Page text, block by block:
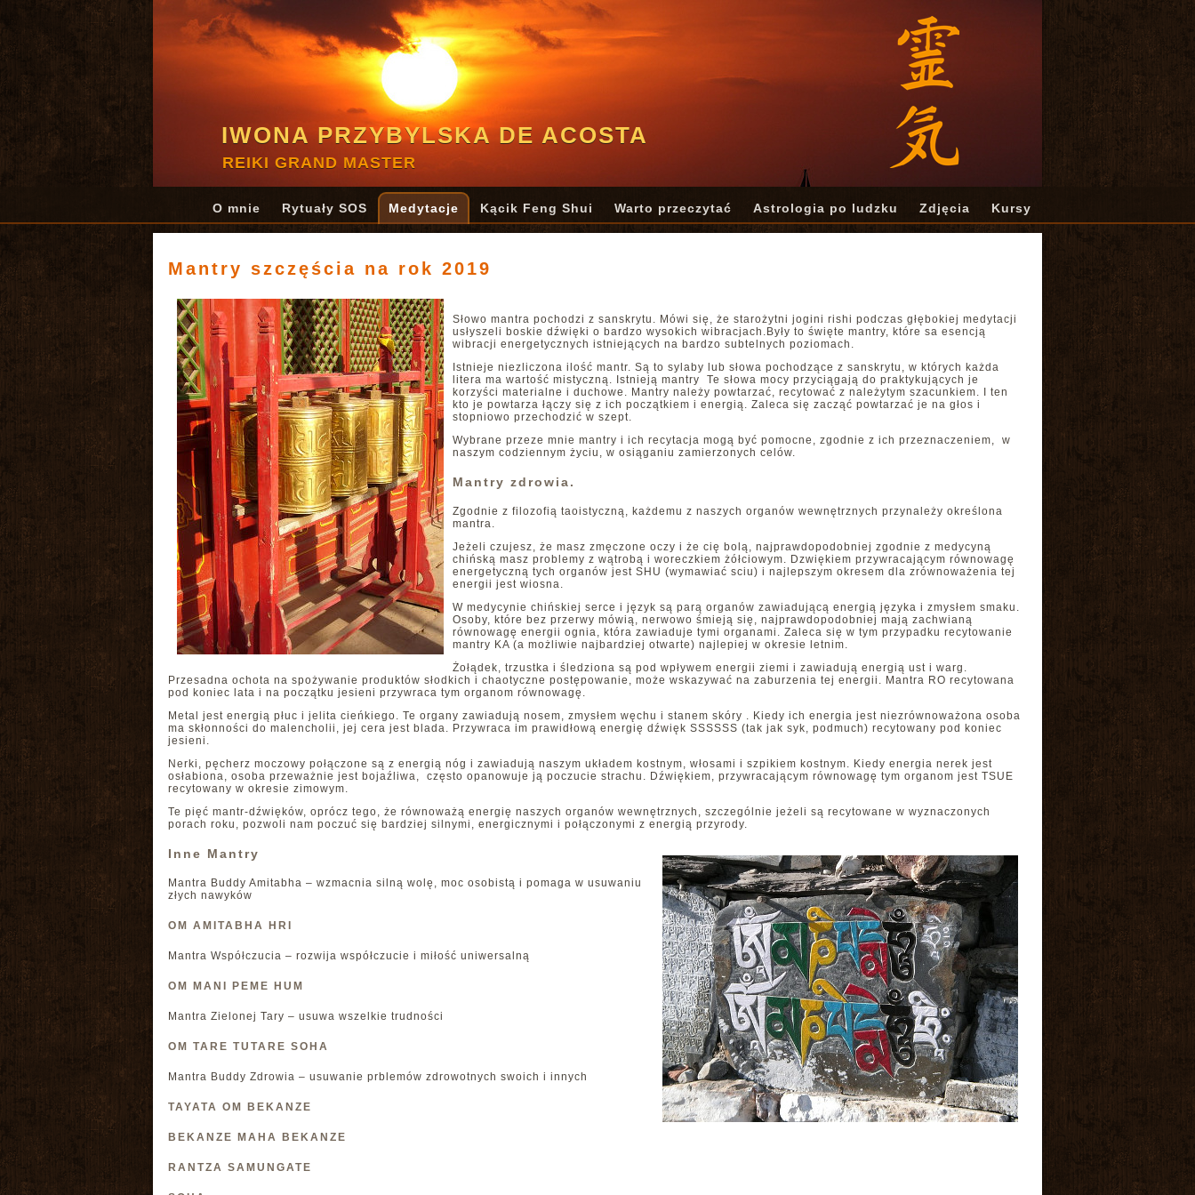
IWONA PRZYBYLSKA DE ACOSTA
REIKI GRAND MASTER
O mnie Rytuały SOS Medytacje Kącik Feng Shui Warto przeczytać Astrologia po ludzku Zdjęcia Kursy
Mantry szczęścia na rok 2019
Słowo mantra pochodzi z sanskrytu. Mówi się, że starożytni jogini rishi podczas głębokiej medytacji
usłyszeli boskie dźwięki o bardzo wysokich wibracjach.Były to święte mantry, które sa esencją
wibracji energetycznych istniejących na bardzo subtelnych poziomach.
Istnieje niezliczona ilość mantr. Są to sylaby lub słowa pochodzące z sanskrytu, w których każda
litera ma wartość mistyczną. Istnieją mantry Te słowa mocy przyciągają do praktykujących je
korzyści materialne i duchowe. Mantry należy powtarzać, recytować z należytym szacunkiem. I ten
kto je powtarza łączy się z ich początkiem i energią. Zaleca się zacząć powtarzać je na głos i
stopniowo przechodzić w szept.
Wybrane przeze mnie mantry i ich recytacja mogą być pomocne, zgodnie z ich przeznaczeniem, w
naszym codziennym życiu, w osiąganiu zamierzonych celów.
Mantry zdrowia.
Zgodnie z filozofią taoistyczną, każdemu z naszych organów wewnętrznych przynależy określona
mantra.
Jeżeli czujesz, że masz zmęczone oczy i że cię bolą, najprawdopodobniej zgodnie z medycyną
chińską masz problemy z wątrobą i woreczkiem żółciowym. Dzwiękiem przywracającym równowagę
energetyczną tych organów jest SHU (wymawiać sciu) i najlepszym okresem dla zrównoważenia tej
energii jest wiosna.
W medycynie chińskiej serce i język są parą organów zawiadującą energią języka i zmysłem smaku.
Osoby, które bez przerwy mówią, nerwowo śmieją się, najprawdopodobniej mają zachwianą
równowagę energii ognia, która zawiaduje tymi organami. Zaleca się w tym przypadku recytowanie
mantry KA (a możliwie najbardziej otwarte) najlepiej w okresie letnim.
Żołądek, trzustka i śledziona są pod wpływem energii ziemi i zawiadują energią ust i warg.
Przesadna ochota na spożywanie produktów słodkich i chaotyczne postępowanie, może wskazywać na zaburzenia tej energii. Mantra RO recytowana
pod koniec lata i na początku jesieni przywraca tym organom równowagę.
Metal jest energią płuc i jelita cieńkiego. Te organy zawiadują nosem, zmysłem węchu i stanem skóry . Kiedy ich energia jest niezrównoważona osoba
ma skłonności do malencholii, jej cera jest blada. Przywraca im prawidłową energię dźwięk SSSSSS (tak jak syk, podmuch) recytowany pod koniec
jesieni.
Nerki, pęcherz moczowy połączone są z energią nóg i zawiadują naszym układem kostnym, włosami i szpikiem kostnym. Kiedy energia nerek jest
osłabiona, osoba przeważnie jest bojaźliwa, często opanowuje ją poczucie strachu. Dźwiękiem, przywracającym równowagę tym organom jest TSUE
recytowany w okresie zimowym.
Te pięć mantr-dźwięków, oprócz tego, że równoważą energię naszych organów wewnętrznych, szczególnie jeżeli są recytowane w wyznaczonych
porach roku, pozwoli nam poczuć się bardziej silnymi, energicznymi i połączonymi z energią przyrody.
Inne Mantry
Mantra Buddy Amitabha – wzmacnia silną wolę, moc osobistą i pomaga w usuwaniu
złych nawyków
OM AMITABHA HRI
Mantra Współczucia – rozwija współczucie i miłość uniwersalną
OM MANI PEME HUM
Mantra Zielonej Tary – usuwa wszelkie trudności
OM TARE TUTARE SOHA
Mantra Buddy Zdrowia – usuwanie prblemów zdrowotnych swoich i innych
TAYATA OM BEKANZE
BEKANZE MAHA BEKANZE
RANTZA SAMUNGATE